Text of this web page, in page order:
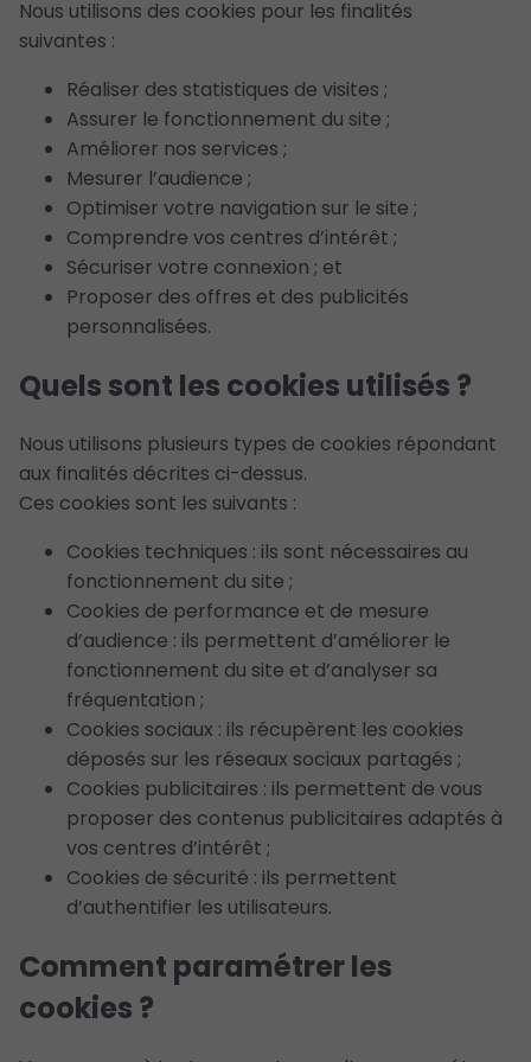
Nous utilisons des cookies pour les finalités
suivantes :
Réaliser des statistiques de visites ;
Assurer le fonctionnement du site ;
Améliorer nos services ;
Mesurer l’audience ;
Optimiser votre navigation sur le site ;
Comprendre vos centres d’intérêt ;
Sécuriser votre connexion ; et
Proposer des offres et des publicités
personnalisées.
Quels sont les cookies utilisés ?
Nous utilisons plusieurs types de cookies répondant
aux finalités décrites ci-dessus.
Ces cookies sont les suivants :
Cookies techniques : ils sont nécessaires au
fonctionnement du site ;
Cookies de performance et de mesure
d’audience : ils permettent d’améliorer le
fonctionnement du site et d’analyser sa
fréquentation ;
Cookies sociaux : ils récupèrent les cookies
déposés sur les réseaux sociaux partagés ;
Cookies publicitaires : ils permettent de vous
proposer des contenus publicitaires adaptés à
vos centres d’intérêt ;
Cookies de sécurité : ils permettent
d’authentifier les utilisateurs.
Comment paramétrer les
cookies ?